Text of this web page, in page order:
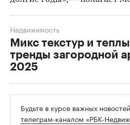
Микс текстур и
тренды загородной
2025
Недвижимость
Будьте в курсе важных
телеграм-каналом «РБК-